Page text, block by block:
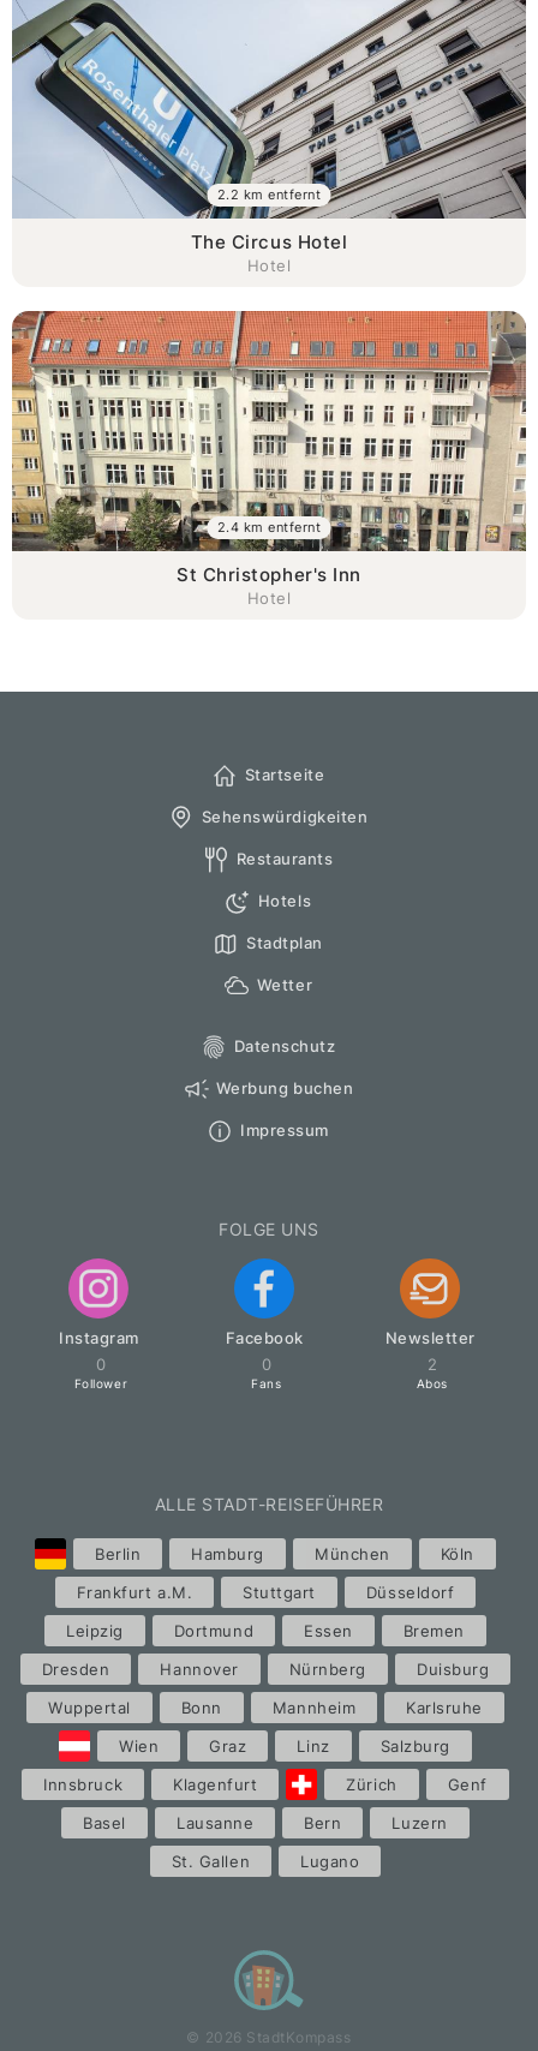
The Circus Hotel
Hotel
2.2 km entfernt
St Christopher's Inn
Hotel
2.4 km entfernt
Startseite
Sehenswürdigkeiten
Restaurants
Hotels
Stadtplan
Wetter
Datenschutz
Werbung buchen
Impressum
FOLGE UNS
Instagram
0
Follower
Facebook
0
Fans
Newsletter
2
Abos
ALLE STADT-REISEFÜHRER
Berlin Hamburg München
Köln
Frankfurt a.M.
Stuttgart
Düsseldorf
Leipzig
Dortmund Essen
Bremen
Dresden
Hannover Nürnberg
Duisburg
Wuppertal
Bonn Mannheim
Karlsruhe
Wien
Graz Linz
Salzburg
Innsbruck
Klagenfurt Zürich
Genf
Basel
Lausanne Bern
Luzern
St. Gallen
Lugano
© 2026 StadtKompass